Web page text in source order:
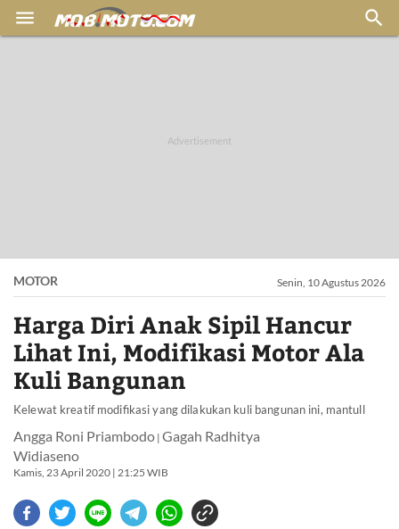
 
MOTOR Senin, 10 Agustus 2026
Harga Diri Anak Sipil Hancur
Lihat Ini, Modifikasi Motor Ala
Kuli Bangunan
Kelewat kreatif modifikasi yang dilakukan kuli bangunan ini, mantull
Angga Roni Priambodo | Gagah Radhitya
Widiaseno
Kamis, 23 April 2020 | 21:25 WIB